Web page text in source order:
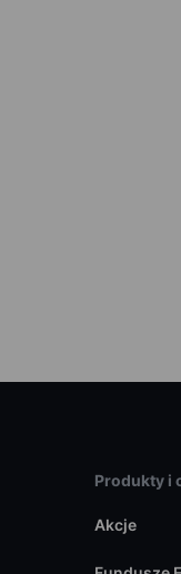
Produkty i
Akcje